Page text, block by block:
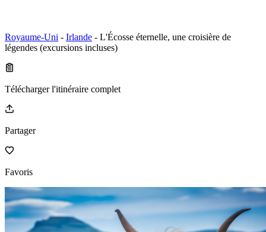
Royaume-Uni - Irlande - L'Écosse éternelle, une croisière de
légendes (excursions incluses)
Télécharger l'itinéraire complet
Partager
Favoris